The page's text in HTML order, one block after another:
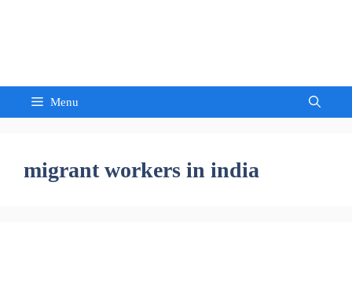
Menu
migrant workers in india